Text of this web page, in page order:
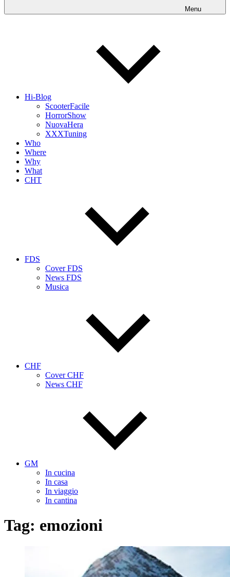
Menu
Hi-Blog
ScooterFacile
HorrorShow
NuovaHera
XXXTuning
Who
Where
Why
What
CHT
FDS
Cover FDS
News FDS
Musica
CHF
Cover CHF
News CHF
GM
In cucina
In casa
In viaggio
In cantina
Tag: emozioni